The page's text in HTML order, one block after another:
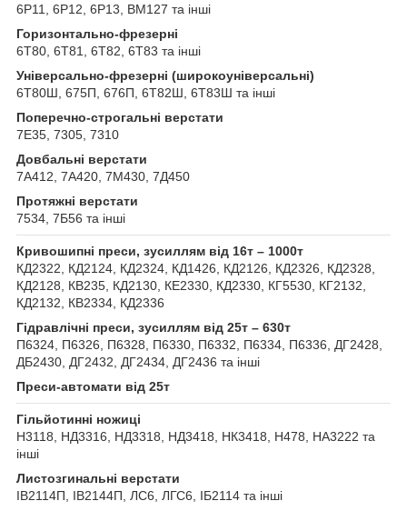
6Р11, 6Р12, 6Р13, ВМ127 та інші
Горизонтально-фрезерні
6Т80, 6Т81, 6Т82, 6Т83 та інші
Універсально-фрезерні (широкоуніверсальні)
6Т80Ш, 675П, 676П, 6Т82Ш, 6Т83Ш та інші
Поперечно-строгальні верстати
7Е35, 7305, 7310
Довбальні верстати
7А412, 7А420, 7М430, 7Д450
Протяжні верстати
7534, 7Б56 та інші
Кривошипні преси, зусиллям від 16т – 1000т
КД2322, КД2124, КД2324, КД1426, КД2126, КД2326, КД2328,
КД2128, КВ235, КД2130, КЕ2330, КД2330, КГ5530, КГ2132,
КД2132, КВ2334, КД2336
Гідравлічні преси, зусиллям від 25т – 630т
П6324, П6326, П6328, П6330, П6332, П6334, П6336, ДГ2428,
ДБ2430, ДГ2432, ДГ2434, ДГ2436 та інші
Преси-автомати від 25т
Гільйотинні ножиці
Н3118, НД3316, НД3318, НД3418, НК3418, Н478, НА3222 та
інші
Листозгинальні верстати
ІВ2114П, ІВ2144П, ЛС6, ЛГС6, ІБ2114 та інші